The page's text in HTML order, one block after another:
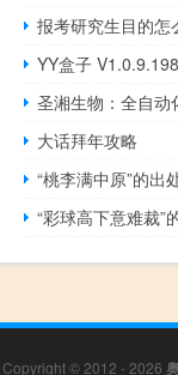
报考研究生目的怎
圣湘生物：全自动
大话拜年攻略
“桃李满中原”的出
“彩球高下意难裁”
Copyright © 2012 - 2026